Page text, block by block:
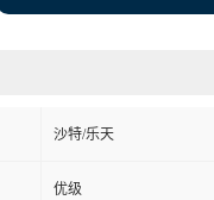
沙特/乐天
优级